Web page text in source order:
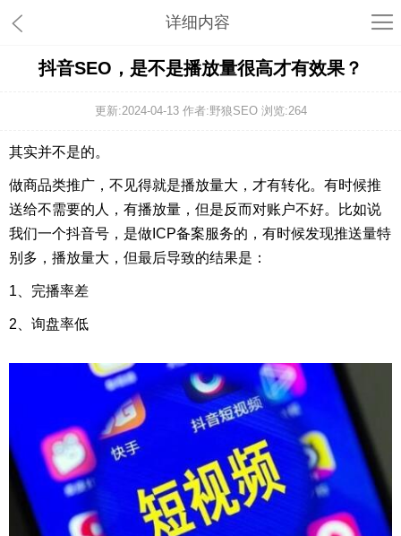
详细内容
抖音SEO，是不是播放量很高才有效果？
更新:2024-04-13 作者:野狼SEO 浏览:264
其实并不是的。
做商品类推广，不见得就是播放量大，才有转化。有时候推
送给不需要的人，有播放量，但是反而对账户不好。比如说
我们一个抖音号，是做ICP备案服务的，有时候发现推送量特
别多，播放量大，但最后导致的结果是：
1、完播率差
2、询盘率低